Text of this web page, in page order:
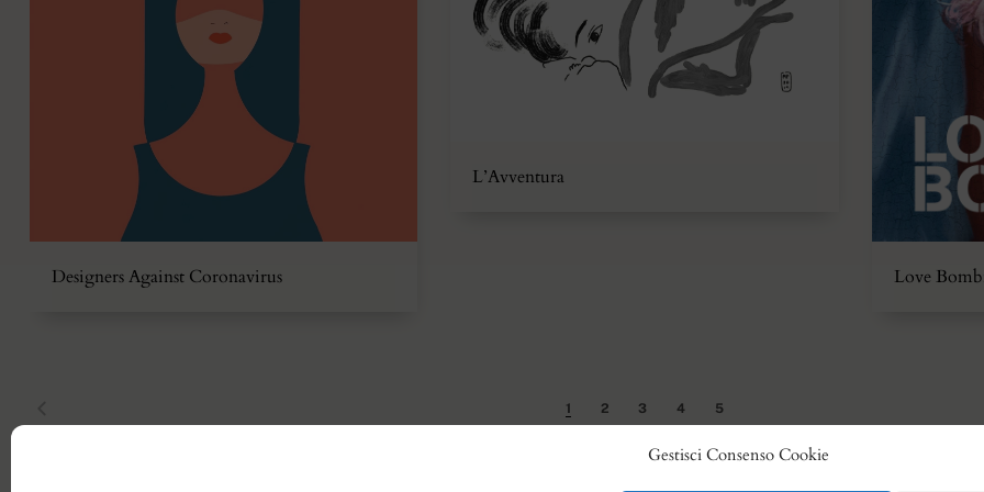
Gestisci Consenso Cookie
Designers Against Coronavirus
L’Avventura
Love
1 2 3 4 5